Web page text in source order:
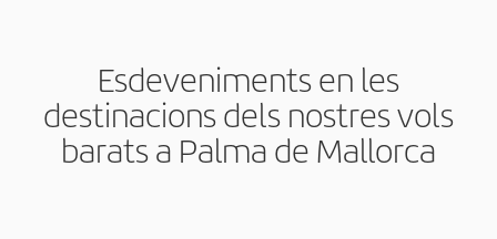
Esdeveniments en les
destinacions dels nostres vols
barats a Palma de Mallorca